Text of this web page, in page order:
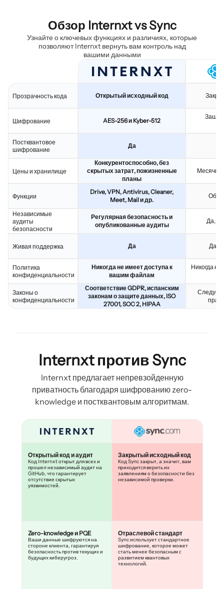
Обзор Internxt vs Sync
Узнайте о ключевых функциях и различиях, которые
позволяют Internxt вернуть вам контроль над
вашими данными
Прозрачность кода
Шифрование
Постквантовое
шифрование
Цены и хранилище
Функции
Независимые
аудиты
безопасности
Живая поддержка
Политика
конфиденциальности
Законы о
конфиденциальности
Открытый исходный код
AES-256 и Kyber-512
Да
Конкурентоспособно, без
скрытых затрат, пожизненные
планы
Drive, VPN, Antivirus, Cleaner,
Meet, Mail и др.
Регулярная безопасность и
опубликованные аудиты
Да,
Да Да,
Никогда не имеет доступа к
вашим файлам
Никогда
Соответствие GDPR, испанским
законам о защите данных, ISO
27001, SOC 2, HIPAA
Следует
Internxt против Sync
Internxt предлагает непревзойденную
приватность благодаря шифрованию zero-
knowledge и постквантовым алгоритмам.
Открытый код и аудит
Код Internxt открыт для всех и
прошел независимый аудит на
GitHub, что гарантирует
отсутствие скрытых
уязвимостей.
Zero-knowledge и PQE
Ваши данные шифруются на
стороне клиента, гарантируя
безопасность против текущих и
будущих киберугроз.
Закрытый исходный код
Код Sync закрыт, а значит, вам
приходится верить их
заявлениям о безопасности без
независимой проверки.
Отраслевой стандарт
Sync использует стандартное
шифрование, которое может
стать менее безопасным с
развитием квантовых
технологий.